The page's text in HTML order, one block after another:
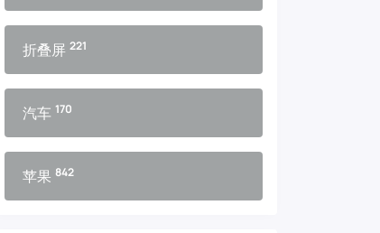
折叠屏 221
汽车 170
苹果 842